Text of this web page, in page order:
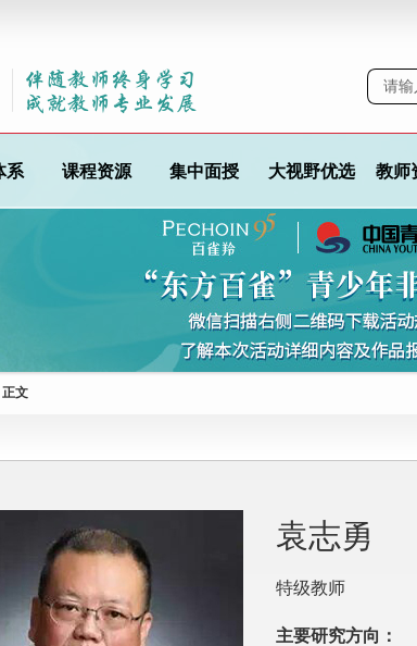
系 课程资源 集中面授 大视野优选 教师
正文
袁志勇
特级教师
主要研究方向：